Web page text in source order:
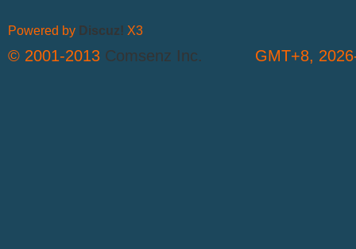
GMT+8,
Powered by Discuz! X3
© 2001-2013 Comsenz Inc.